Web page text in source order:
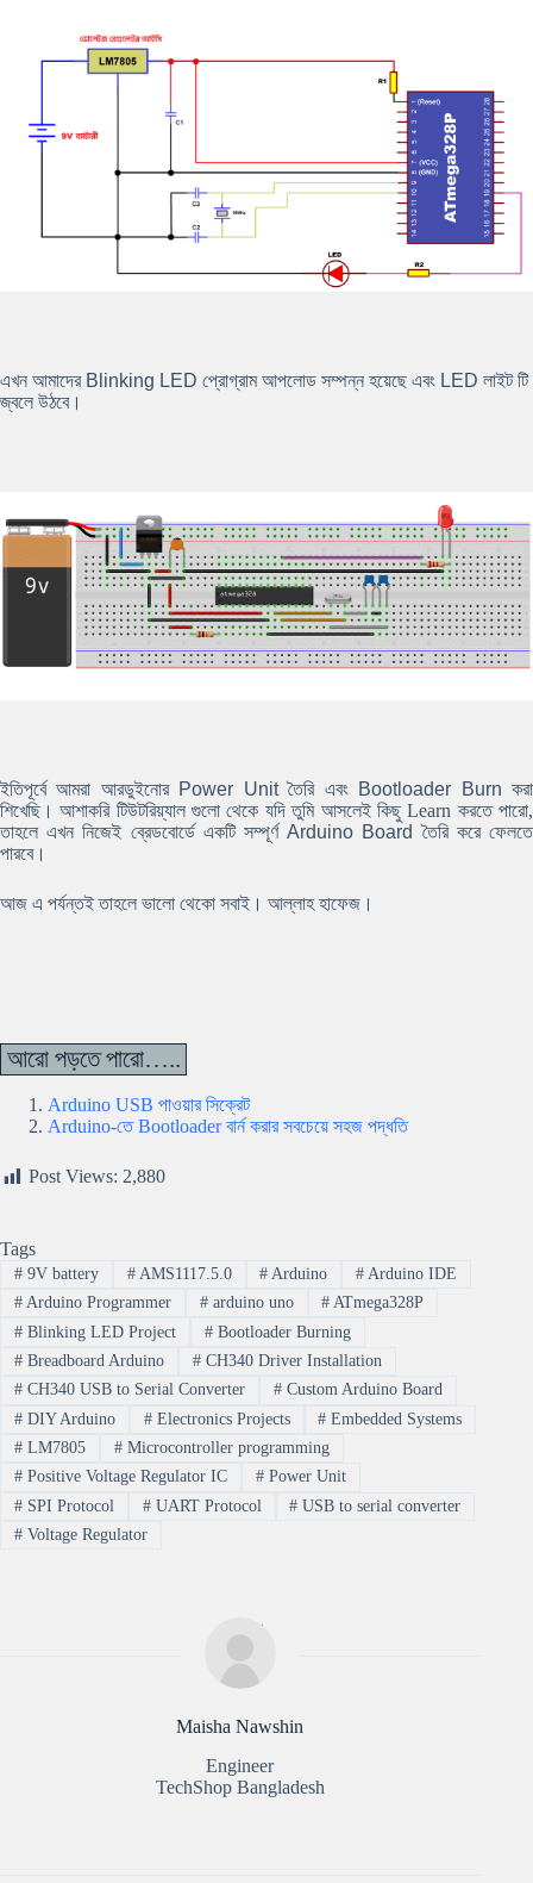
এখন আমাদের Blinking LED প্রোগ্রাম আপলোড সম্পন্ন হয়েছে এবং LED লাইট টি
জ্বলে উঠবে।
ইতিপূর্বে আমরা আরডুইনোর Power Unit তৈরিএবং Bootloader Burn করা
শিখেছি। আশাকরি টিউটরিয়্যাল গুলো থেকে যদি তুমি আসলেই কিছু Learn করতে পারো,
তাহলে এখন নিজেই ব্রেডবোর্ডে একটি সম্পূর্ণArduino Board তৈরি করে ফেলতে
পারবে।
আজ এ পর্যন্তই তাহলে ভালো থেকো সবাই। আল্লাহ হাফেজ।
আরো পড়তে পারো…..
Arduino USB পাওয়ার সিক্রেট
Arduino-তে Bootloader বার্ন করার সবচেয়ে সহজ পদ্ধতি
Post Views: 2,880
Tags
#9V battery #AMS1117.5.0 # Arduino # Arduino IDE
#Arduino Programmer #arduino uno # ATmega328P
#Blinking LED Project #Bootloader Burning
#Breadboard Arduino #CH340 Driver Installation
#CH340 USB to Serial Converter #Custom Arduino Board
#DIY Arduino #Electronics Projects # Embedded Systems
#LM7805 #Microcontroller programming
#Positive Voltage Regulator IC #Power Unit
#SPI Protocol #UART Protocol # USB to serial converter
#Voltage Regulator
Maisha Nawshin
Engineer
TechShop Bangladesh